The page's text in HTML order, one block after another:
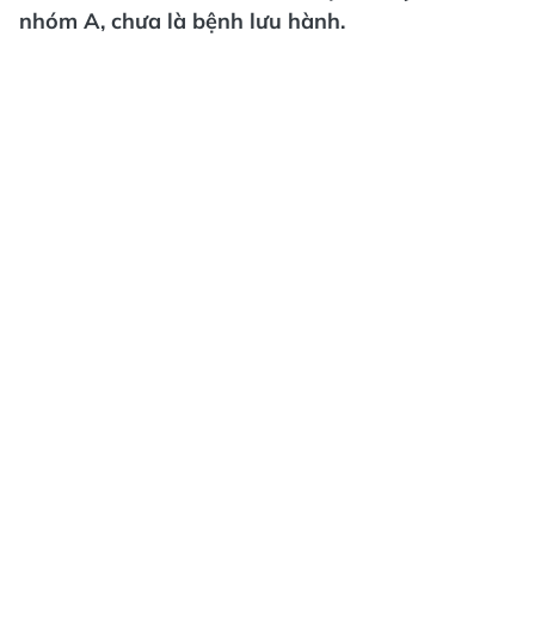
nhóm A, chưa là bệnh lưu hành.